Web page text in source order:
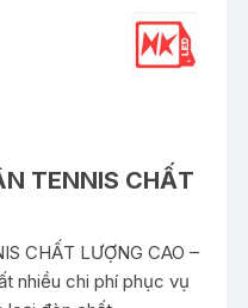
TENNIS CHẤT
CHẤT LƯỢNG CAO –
nhiều chi phí phục vụ